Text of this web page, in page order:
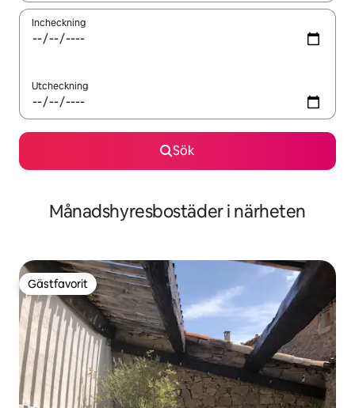
Incheckning
Utcheckning
Sök
Månadshyresbostäder i närheten
Gästfavorit
Gästfavorit